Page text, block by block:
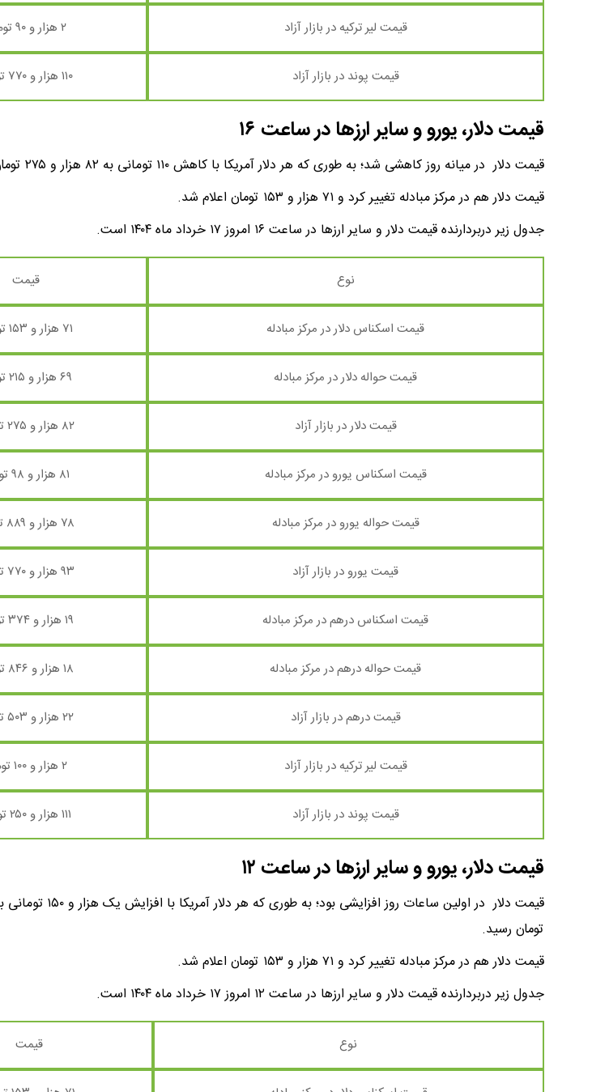
قیمت لیر ترکیه در بازار آزاد ۲ هزار و ۹۰ تومان
قیمت پوند در بازار آزاد ۱۱۰ هزار و ۷۷۰ تومان
قیمت دلار، یورو و سایر ارزها در ساعت ۱۶
قیمت‌ دلار در میانه روز کاهشی شد؛ به طوری که هر دلار آمریکا با کاهش ۱۱۰ تومانی به ۸۲ هزار و ۲۷۵ تومان رسید.
قیمت دلار هم در مرکز مبادله تغییر کرد و ۷۱ هزار و ۱۵۳ تومان اعلام شد.
جدول زیر دربردارنده قیمت دلار و سایر ارزها در ساعت ۱۶ امروز ۱۷ خرداد ماه ۱۴۰۴ است.
نوع قیمت
قیمت اسکناس دلار در مرکز مبادله ۷۱ هزار و ۱۵۳ تومان
قیمت حواله دلار در مرکز مبادله ۶۹ هزار و ۲۱۵ تومان
قیمت دلار در بازار آزاد ۸۲ هزار و ۲۷۵ تومان
قیمت اسکناس یورو در مرکز مبادله ۸۱ هزار و ۹۸ تومان
قیمت حواله یورو در مرکز مبادله ۷۸ هزار و ۸۸۹ تومان
قیمت یورو در بازار آزاد ۹۳ هزار و ۷۷۰ تومان
قیمت اسکناس درهم در مرکز مبادله ۱۹ هزار و ۳۷۴ تومان
قیمت حواله درهم در مرکز مبادله ۱۸ هزار و ۸۴۶ تومان
قیمت درهم در بازار آزاد ۲۲ هزار و ۵۰۳ تومان
قیمت لیر ترکیه در بازار آزاد ۲ هزار و ۱۰۰ تومان
قیمت پوند در بازار آزاد ۱۱۱ هزار و ۲۵۰ تومان
قیمت دلار، یورو و سایر ارزها در ساعت ۱۲
تومان رسید.
قیمت دلار هم در مرکز مبادله تغییر کرد و ۷۱ هزار و ۱۵۳ تومان اعلام شد.
جدول زیر دربردارنده قیمت دلار و سایر ارزها در ساعت ۱۲ امروز ۱۷ خرداد ماه ۱۴۰۴ است.
نوع قیمت